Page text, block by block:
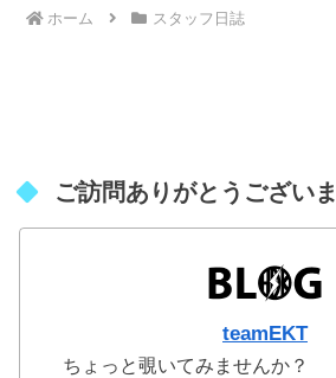
ホーム スタッフ日誌
ご訪問ありがとうござい
teamEKT
ちょっと覗いてみませんか？